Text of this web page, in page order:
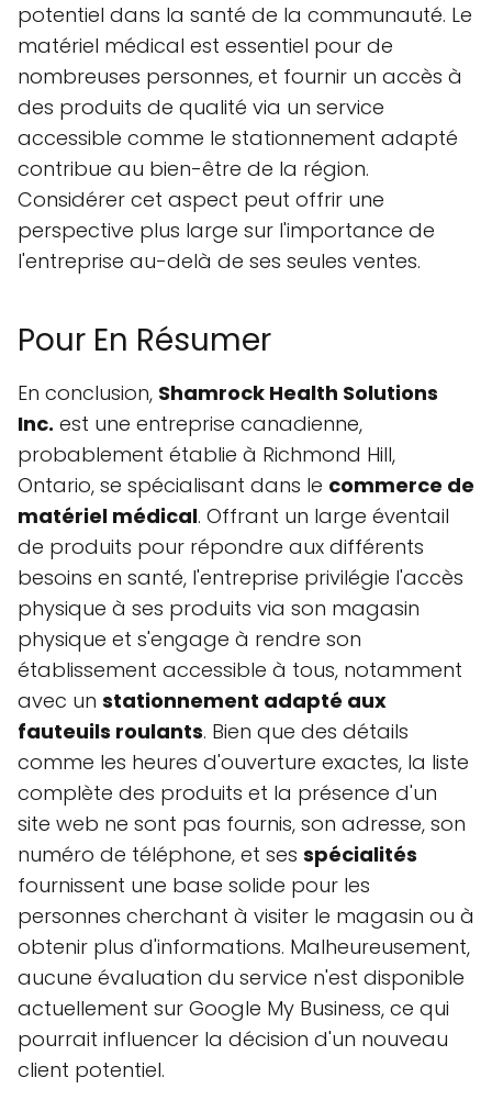
potentiel dans la santé de la communauté. Le
matériel médical est essentiel pour de
nombreuses personnes, et fournir un accès à
des produits de qualité via un service
accessible comme le stationnement adapté
contribue au bien-être de la région.
Considérer cet aspect peut offrir une
perspective plus large sur l'importance de
l'entreprise au-delà de ses seules ventes.
Pour En Résumer
En conclusion, Shamrock Health Solutions
Inc. est une entreprise canadienne,
probablement établie à Richmond Hill,
Ontario, se spécialisant dans le commerce de
matériel médical. Offrant un large éventail
de produits pour répondre aux différents
besoins en santé, l'entreprise privilégie l'accès
physique à ses produits via son magasin
physique et s'engage à rendre son
établissement accessible à tous, notamment
avec un stationnement adapté aux
fauteuils roulants. Bien que des détails
comme les heures d'ouverture exactes, la liste
complète des produits et la présence d'un
site web ne sont pas fournis, son adresse, son
numéro de téléphone, et ses spécialités
fournissent une base solide pour les
personnes cherchant à visiter le magasin ou à
obtenir plus d'informations. Malheureusement,
aucune évaluation du service n'est disponible
actuellement sur Google My Business, ce qui
pourrait influencer la décision d'un nouveau
client potentiel.